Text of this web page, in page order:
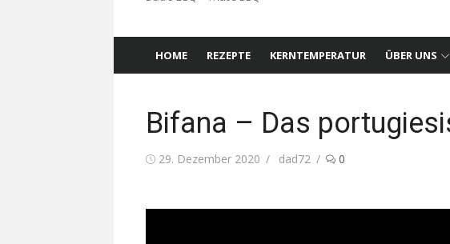
HOME REZEPTE KERNTEMPERATUR ÜBER UNS
Bifana – Das
Posted
29. Dezember 2020 Author
dad72 0